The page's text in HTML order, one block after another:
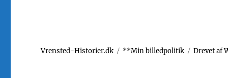
Vrensted-Historier.dk **Min billedpolitik Drevet af